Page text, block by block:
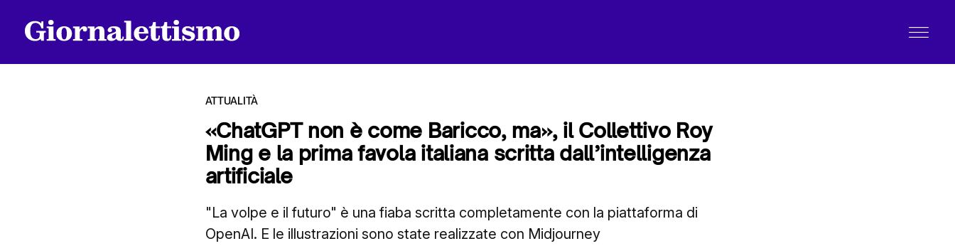
ATTUALITÀ
«ChatGPT non è come Baricco, ma», il Collettivo Roy
Ming e la prima favola italiana scritta dall’intelligenza
artificiale
"La volpe e il futuro" è una fiaba scritta completamente con la piattaforma di
OpenAI. E le illustrazioni sono state realizzate con Midjourney